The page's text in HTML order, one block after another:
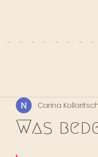
Was
Carina Kollaritsch